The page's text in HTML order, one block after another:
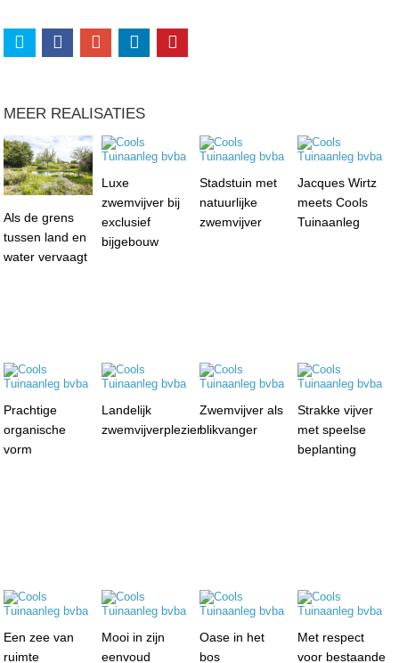
MEER REALISATIES
Als de grens
tussen land en
water vervaagt
Luxe
zwemvijver bij
exclusief
bijgebouw
Stadstuin met
natuurlijke
zwemvijver
Jacques Wirtz
meets Cools
Tuinaanleg
Prachtige
organische
vorm
Landelijk
zwemvijverplezier
Zwemvijver als
blikvanger
Strakke vijver
met speelse
beplanting
Een zee van
ruimte
Mooi in zijn
eenvoud
Oase in het
bos
Met respect
voor bestaande